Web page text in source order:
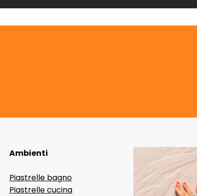
Ambienti
Piastrelle bagno
Piastrelle cucina